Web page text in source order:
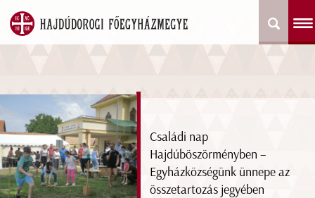
Családi nap
Hajdúböszörményben –
Egyházközségünk ünnepe az
összetartozás jegyében